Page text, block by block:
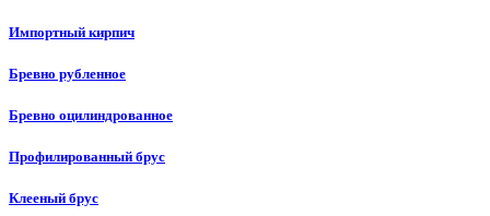
Импортный кирпич
Бревно рубленное
Бревно оцилиндрованное
Профилированный брус
Клееный брус